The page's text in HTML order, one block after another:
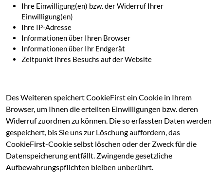
Ihre Einwilligung(en) bzw. der Widerruf Ihrer
Einwilligung(en)
Ihre IP-Adresse
Informationen über Ihren Browser
Informationen über Ihr Endgerät
Zeitpunkt Ihres Besuchs auf der Website
Des Weiteren speichert CookieFirst ein Cookie in Ihrem
Browser, um Ihnen die erteilten Einwilligungen bzw. deren
Widerruf zuordnen zu können. Die so erfassten Daten werden
gespeichert, bis Sie uns zur Löschung auffordern, das
CookieFirst-Cookie selbst löschen oder der Zweck für die
Datenspeicherung entfällt. Zwingende gesetzliche
Aufbewahrungspflichten bleiben unberührt.